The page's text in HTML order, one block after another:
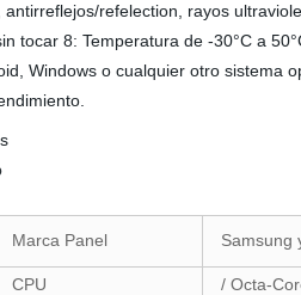
refelection, rayos
tocar 8: Temperatura de -30°C a
Windows o cualquier otro sistema
Marca Panel Samsung
CPU
/ Octa-